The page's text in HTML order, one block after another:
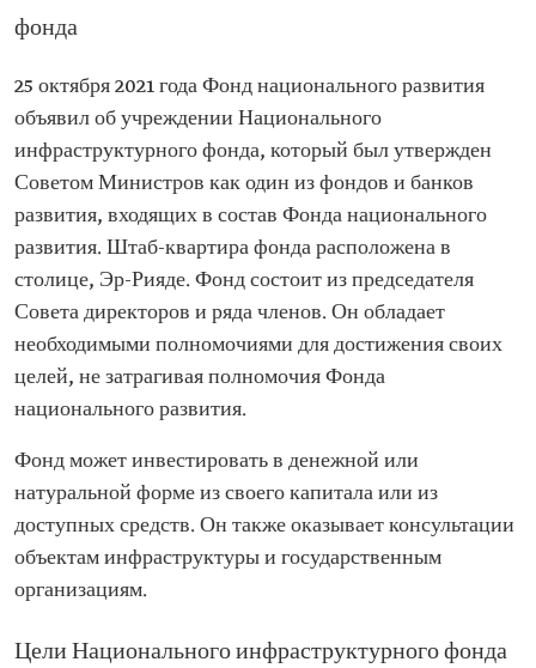
фонда
25 октября 2021 года Фонд национального развития
объявил об учреждении Национального
инфраструктурного фонда, который был утвержден
Советом Министров как один из фондов и банков
развития, входящих в состав Фонда национального
развития. Штаб-квартира фонда расположена в
столице, Эр-Рияде. Фонд состоит из председателя
Совета директоров и ряда членов. Он обладает
необходимыми полномочиями для достижения своих
целей, не затрагивая полномочия Фонда
национального развития.
Фонд может инвестировать в денежной или
натуральной форме из своего капитала или из
доступных средств. Он также оказывает консультации
объектам инфраструктуры и государственным
организациям.
Цели Национального инфраструктурного фонда